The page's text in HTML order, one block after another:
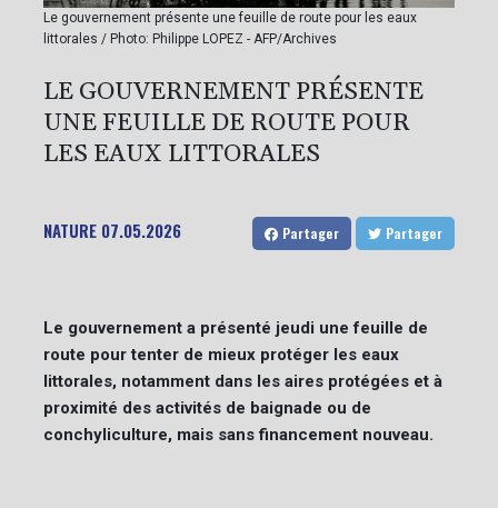
Le gouvernement présente une feuille de route pour les eaux
littorales / Photo: Philippe LOPEZ - AFP/Archives
LE GOUVERNEMENT PRÉSENTE
UNE FEUILLE DE ROUTE POUR
LES EAUX LITTORALES
NATURE 07.05.2026 Partager Partager
Le gouvernement a présenté jeudi une feuille de
route pour tenter de mieux protéger les eaux
littorales, notamment dans les aires protégées et à
proximité des activités de baignade ou de
conchyliculture, mais sans financement nouveau.